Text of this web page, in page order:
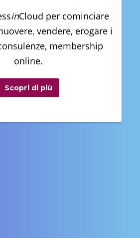
inCloud per cominciare
vendere, erogare i
membership
online.
Scopri di più